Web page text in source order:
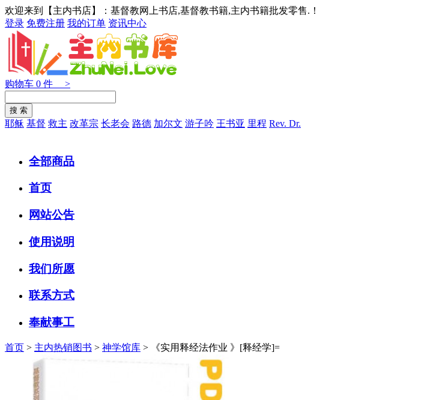
欢迎来到【主内书店】：基督教网上书店,基督教书籍,主内书籍批发零售.！
登录 免费注册 我的订单 资讯中心
购物车 0 件 >
耶稣 基督 救主 改革宗 长老会 路德 加尔文 游子吟 王书亚 里程 Rev. Dr.
全部商品
首页
网站公告
使用说明
我们所愿
联系方式
奉献事工
首页 > 主内热销图书 > 神学馆库 > 《实用释经法作业 》[释经学]=